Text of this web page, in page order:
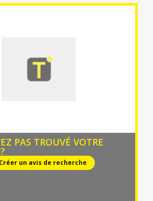
PAS TROUVÉ VOTRE
un avis de recherche